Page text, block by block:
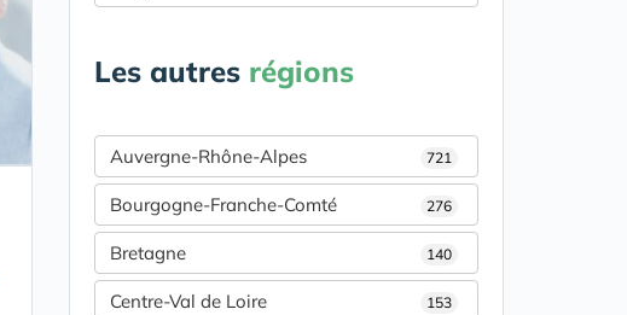
Les autres régions
Auvergne-Rhône-Alpes 721
Bourgogne-Franche-Comté 276
Bretagne 140
Centre-Val de Loire 153